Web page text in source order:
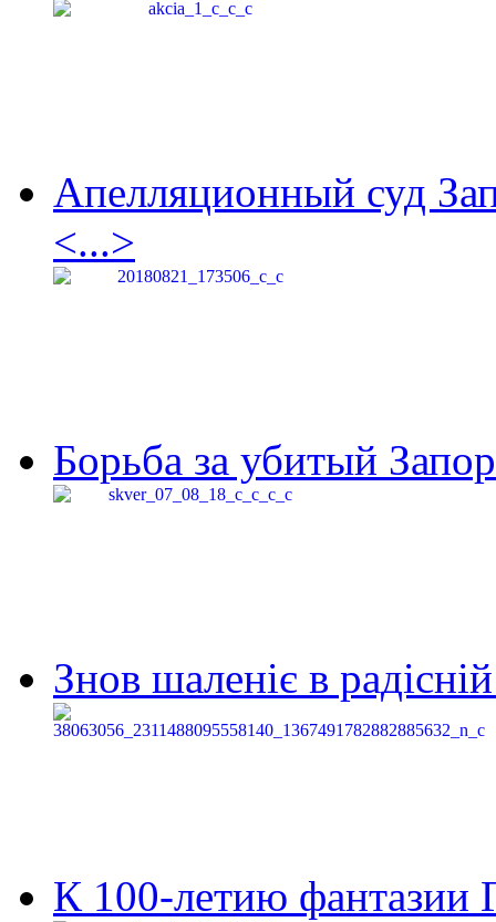
Апелляционный суд
<...>
Борьба за убитый
Знов шаленіє в
К 100-летию фантазии